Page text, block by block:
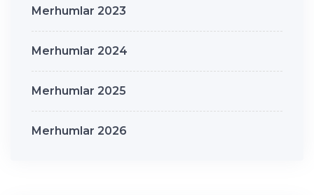
Merhumlar 2023
Merhumlar 2024
Merhumlar 2025
Merhumlar 2026